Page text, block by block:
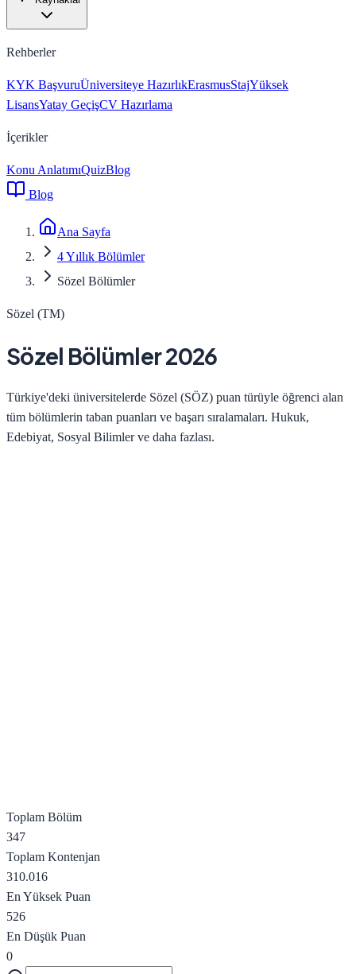
Rehberler
KYK BaşvuruÜniversiteye HazırlıkErasmusStajYüksek
LisansYatay GeçişCV Hazırlama
İçerikler
Konu AnlatımıQuizBlog
Blog
Ana Sayfa
4 Yıllık Bölümler
Sözel Bölümler
Sözel (TM)
Sözel Bölümler 2026
Türkiye'deki üniversitelerde Sözel (SÖZ) puan türüyle öğrenci alan
tüm bölümlerin taban puanları ve başarı sıralamaları. Hukuk,
Edebiyat, Sosyal Bilimler ve daha fazlası.
Toplam Bölüm
347
Toplam Kontenjan
310.016
En Yüksek Puan
526
En Düşük Puan
0